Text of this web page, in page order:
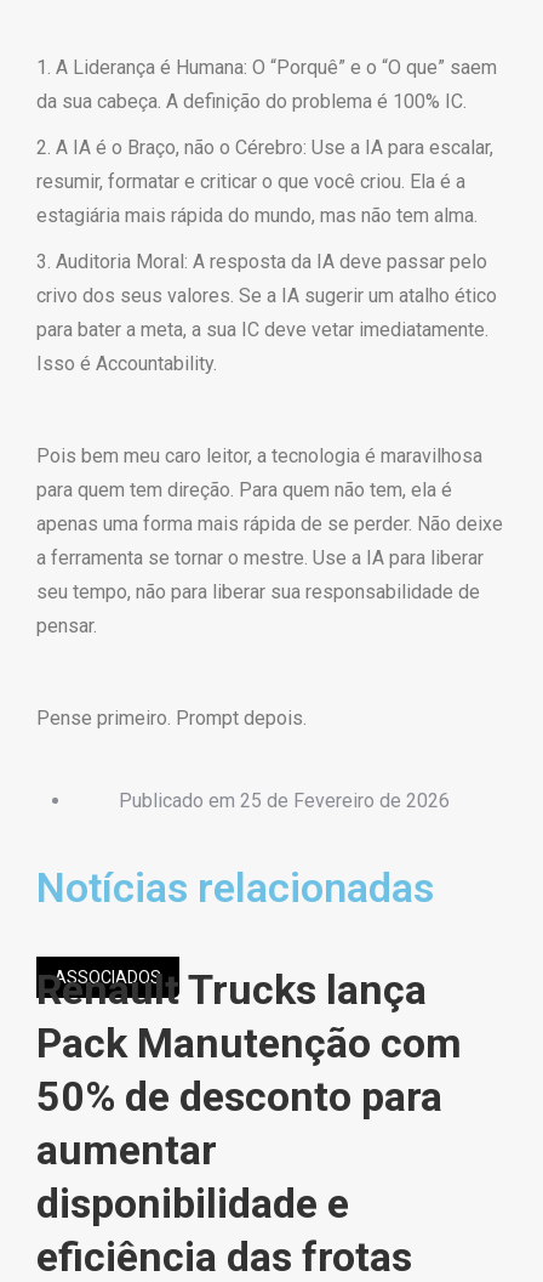
1. A Liderança é Humana: O “Porquê” e o “O que” saem
da sua cabeça. A definição do problema é 100% IC.
2. A IA é o Braço, não o Cérebro: Use a IA para escalar,
resumir, formatar e criticar o que você criou. Ela é a
estagiária mais rápida do mundo, mas não tem alma.
3. Auditoria Moral: A resposta da IA deve passar pelo
crivo dos seus valores. Se a IA sugerir um atalho ético
para bater a meta, a sua IC deve vetar imediatamente.
Isso é Accountability.
Pois bem meu caro leitor, a tecnologia é maravilhosa
para quem tem direção. Para quem não tem, ela é
apenas uma forma mais rápida de se perder. Não deixe
a ferramenta se tornar o mestre. Use a IA para liberar
seu tempo, não para liberar sua responsabilidade de
pensar.
Pense primeiro. Prompt depois.
Publicado em 25 de Fevereiro de 2026
Notícias relacionadas
ASSOCIADOS
Renault Trucks lança
Pack Manutenção com
50% de desconto para
aumentar
disponibilidade e
eficiência das frotas